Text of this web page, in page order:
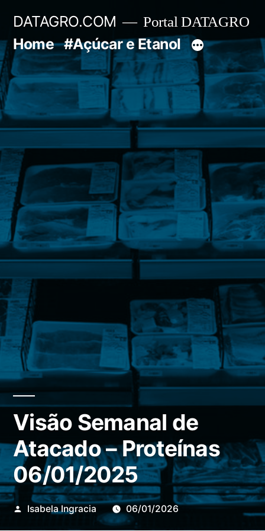
o
conteúdo
DATAGRO.COM Portal DATAGRO
Home #Açúcar e Etanol
Visão Semanal de
Atacado – Proteínas
06/01/2025
Publicado
Isabela Ingracia 06/01/2026